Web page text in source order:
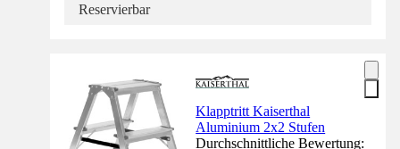
Reservierbar
Klapptritt Kaiserthal
Aluminium 2x2 Stufen
Durchschnittliche Bewertung: